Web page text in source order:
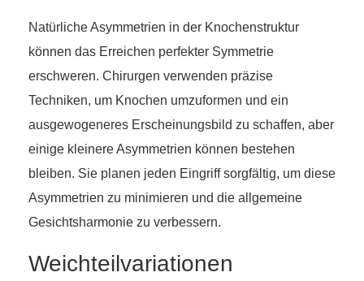
Natürliche Asymmetrien in der Knochenstruktur
können das Erreichen perfekter Symmetrie
erschweren. Chirurgen verwenden präzise
Techniken, um Knochen umzuformen und ein
ausgewogeneres Erscheinungsbild zu schaffen, aber
einige kleinere Asymmetrien können bestehen
bleiben. Sie planen jeden Eingriff sorgfältig, um diese
Asymmetrien zu minimieren und die allgemeine
Gesichtsharmonie zu verbessern.
Weichteilvariationen